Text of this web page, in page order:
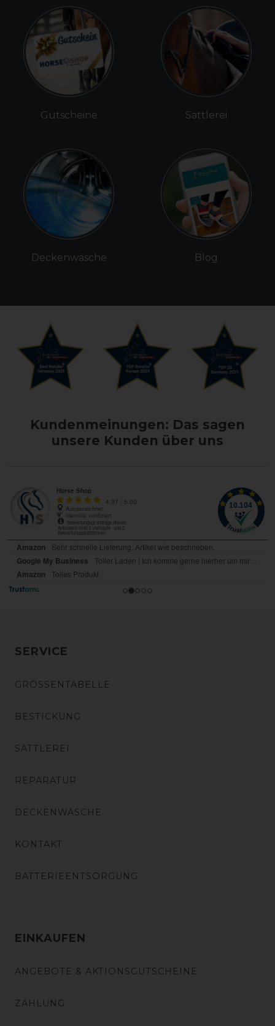
Gutscheine
Deckenwäsche
Sattlerei
Blog
Kundenmeinungen: Das sagen
unsere Kunden über uns
SERVICE
GRÖSSENTABELLE
BESTICKUNG
SATTLEREI
REPARATUR
DECKENWÄSCHE
KONTAKT
BATTERIEENTSORGUNG
EINKAUFEN
ANGEBOTE & AKTIONSGUTSCHEINE
ZAHLUNG